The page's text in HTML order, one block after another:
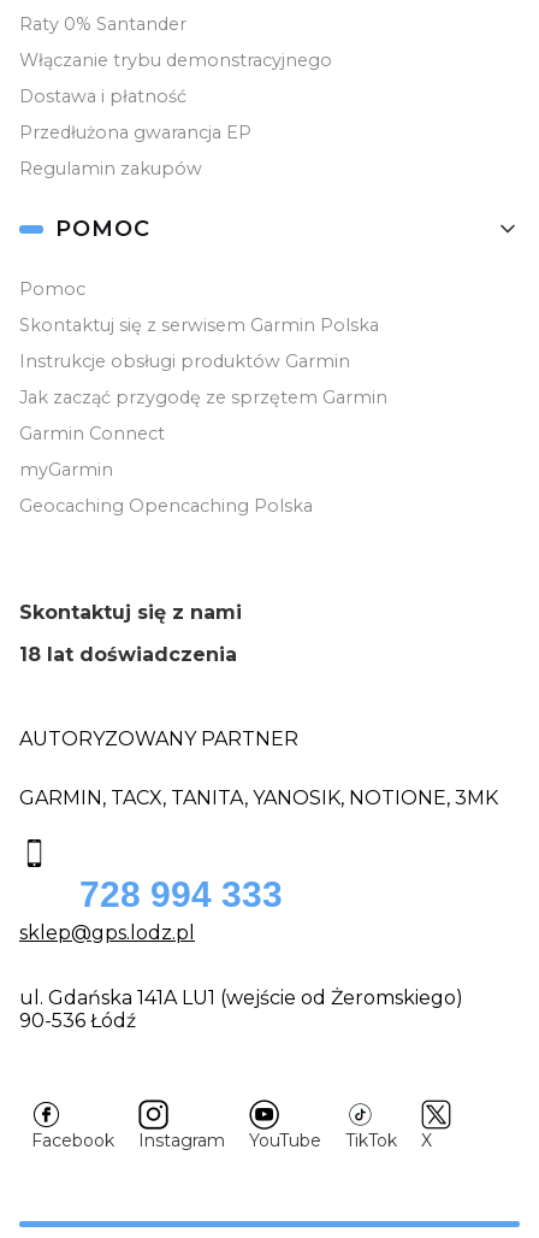
Raty 0% Santander
Włączanie trybu demonstracyjnego
Dostawa i płatność
Przedłużona gwarancja EP
Regulamin zakupów
POMOC
Pomoc
Skontaktuj się z serwisem Garmin Polska
Instrukcje obsługi produktów Garmin
Jak zacząć przygodę ze sprzętem Garmin
Garmin Connect
myGarmin
Geocaching Opencaching Polska
Skontaktuj się z nami
18 lat doświadczenia
AUTORYZOWANY PARTNER
GARMIN, TACX, TANITA, YANOSIK, NOTIONE, 3MK
728 994 333
sklep@gps.lodz.pl
ul. Gdańska 141A LU1 (wejście od Żeromskiego)
90-536 Łódź
Facebook Instagram YouTube TikTok X